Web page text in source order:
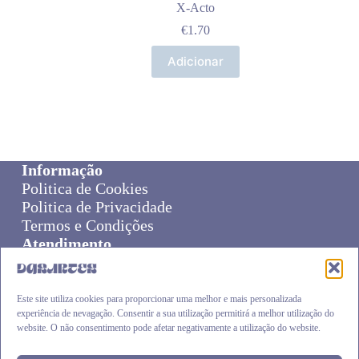
Este site utiliza cookies para proporcionar uma melhor e mais personalizada
experiência de nevagação. Consentir a sua utilização permitirá a melhor utilização do
website. O não consentimento pode afetar negativamente a utilização do website.
X-Acto
€1.70
Adicionar
Informação
Politica de Cookies
Politica de Privacidade
Termos e Condições
Atendimento
Sobre Nós
Online Disput Resolution
Cliente
Carrinho
Envios e Devoluções